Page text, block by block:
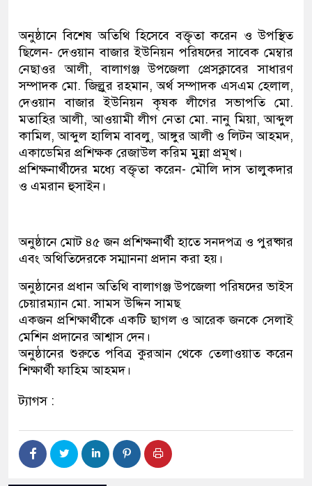
অনুষ্ঠানে বিশেষ অতিথি হিসেবে বক্তৃতা করেন ও উপস্থিত
ছিলেন- দেওয়ান বাজার ইউনিয়ন পরিষদের সাবেক মেম্বার
নেছাওর আলী, বালাগঞ্জ উপজেলা প্রেসক্লাবের সাধারণ
সম্পাদক মো. জিল্লুর রহমান, অর্থ সম্পাদক এসএম হেলাল,
দেওয়ান বাজার ইউনিয়ন কৃষক লীগের সভাপতি মো.
মতাহির আলী, আওয়ামী লীগ নেতা মো. নানু মিয়া, আব্দুল
কামিল, আব্দুল হালিম বাবলু, আঙ্গুর আলী ও লিটন আহমদ,
একাডেমির প্রশিক্ষক রেজাউল করিম মুন্না প্রমূখ।
প্রশিক্ষনার্থীদের মধ্যে বক্তৃতা করেন- মৌলি দাস তালুকদার
ও এমরান হুসাইন।
অনুষ্ঠানে মোট ৪৫ জন প্রশিক্ষনার্থী হাতে সনদপত্র ও পুরষ্কার
এবং অথিতিদেরকে সম্মাননা প্রদান করা হয়।
অনুষ্ঠানের প্রধান অতিথি বালাগঞ্জ উপজেলা পরিষদের ভাইস
চেয়ারম্যান মো. সামস উদ্দিন সামছ
একজন প্রশিক্ষার্থীকে একটি ছাগল ও আরেক জনকে সেলাই
মেশিন প্রদানের আশ্বাস দেন।
অনুষ্ঠানের শুরুতে পবিত্র কুরআন থেকে তেলাওয়াত করেন
শিক্ষার্থী ফাহিম আহমদ।
ট্যাগস :